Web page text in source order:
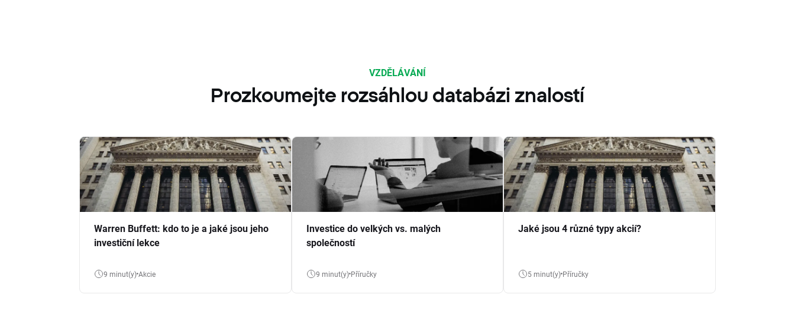
VZDĚLÁVÁNÍ
Prozkoumejte rozsáhlou databázi znalostí
Warren Buffett: kdo to je a jaké jsou jeho
investiční lekce
9 minut(y) Akcie
Investice do velkých vs. malých
společností
9 minut(y) Příručky
Jaké jsou 4 různé typy akcií?
5 minut(y) Příručky